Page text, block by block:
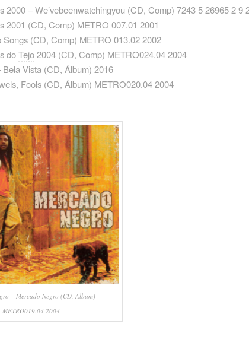
2000 – We’vebeenwatchingyou (CD, Comp) 7243 5 26965 2 9
2001 ‎(CD, Comp) METRO 007.01 2001
Songs ‎(CD, Comp) METRO 013.02 2002
doTejo2004 ‎(CD, Comp) METRO024.04 2004
Vista ‎(CD, Álbum) 2016
Fools ‎(CD, Álbum) METRO020.04 2004
– Mercado Negro ‎(CD, Álbum)
METRO019.04 2004